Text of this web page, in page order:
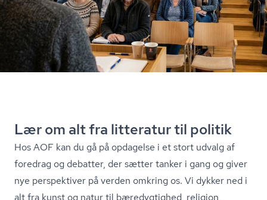
Lær om alt fra litteratur til politik
Hos AOF kan du gå på opdagelse i et stort udvalg af
foredrag og debatter, der sætter tanker i gang og giver
nye perspektiver på verden omkring os. Vi dykker ned i